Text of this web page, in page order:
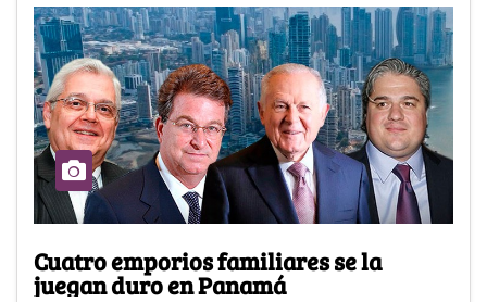
Cuatro emporios familiares se la
juegan duro en Panamá